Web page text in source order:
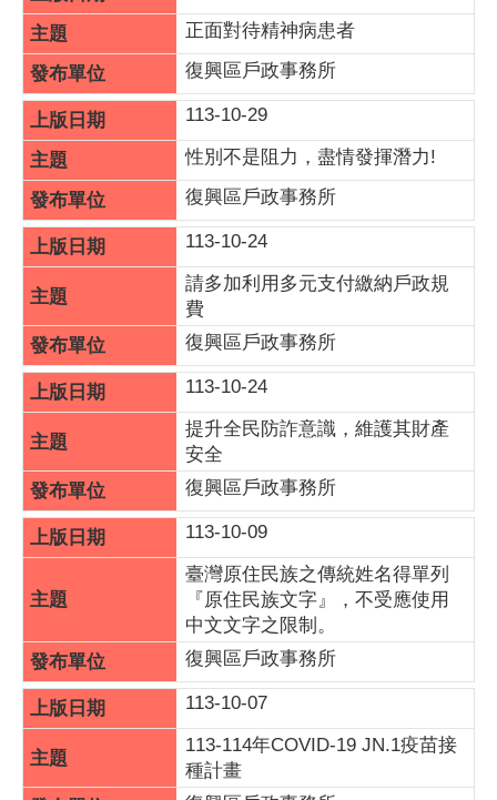
正面對待精神病患者
復興區戶政事務所
113-10-29
性別不是阻力，盡情發揮潛力!
復興區戶政事務所
113-10-24
請多加利用多元支付繳納戶政規
費
復興區戶政事務所
113-10-24
提升全民防詐意識，維護其財產
安全
復興區戶政事務所
113-10-09
臺灣原住民族之傳統姓名得單列
『原住民族文字』，不受應使用
中文文字之限制。
復興區戶政事務所
113-10-07
113-114年COVID-19 JN.1疫苗接
種計畫